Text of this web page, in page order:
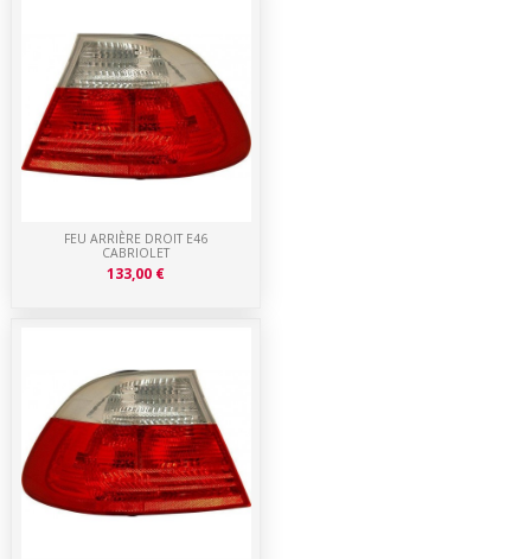
FEU ARRIÈRE DROIT E46
CABRIOLET
133,00 €